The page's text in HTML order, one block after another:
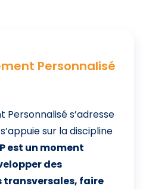
Personnalisé
Personnalisé s’adresse
sur la discipline
est un moment
des
transversales, faire